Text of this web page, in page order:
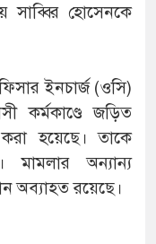
সাব্বির হোসেনকে
ইনচার্জ (ওসি)
কর্মকাণ্ডে জড়িত
হয়েছে। তাকে
অন্যান্য
অব্যাহত রয়েছে।